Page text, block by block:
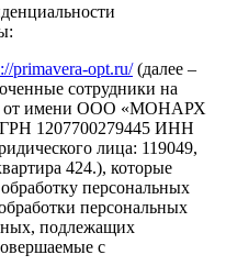
primavera-opt.ru/(далее –
сотрудники на
от имени ООО «МОНАРХ
1207700279445 ИНН
лица: 119049,
424.), которые
персональных
персональных
подлежащих
с